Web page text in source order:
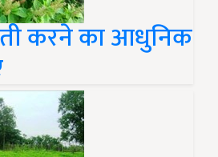
करने का आधुनिक